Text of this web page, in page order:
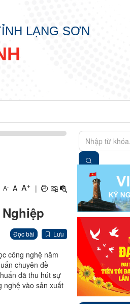
LẠNG SƠN
A- A A+ |
Đọc bài Lưu
công nghệ năm
chuyên đề
đã thu hút sự
nghệ vào sản xuất